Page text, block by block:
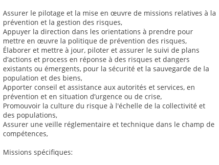
Assurer le pilotage et la mise en œuvre de missions relatives à la
prévention et la gestion des risques,
Appuyer la direction dans les orientations à prendre pour
mettre en œuvre la politique de prévention des risques,
Élaborer et mettre à jour, piloter et assurer le suivi de plans
d’actions et process en réponse à des risques et dangers
existants ou émergents, pour la sécurité et la sauvegarde de la
population et des biens,
Apporter conseil et assistance aux autorités et services, en
prévention et en situation d’urgence ou de crise,
Promouvoir la culture du risque à l'échelle de la collectivité et
des populations,
Assurer une veille réglementaire et technique dans le champ de
compétences,
Missions spécifiques: